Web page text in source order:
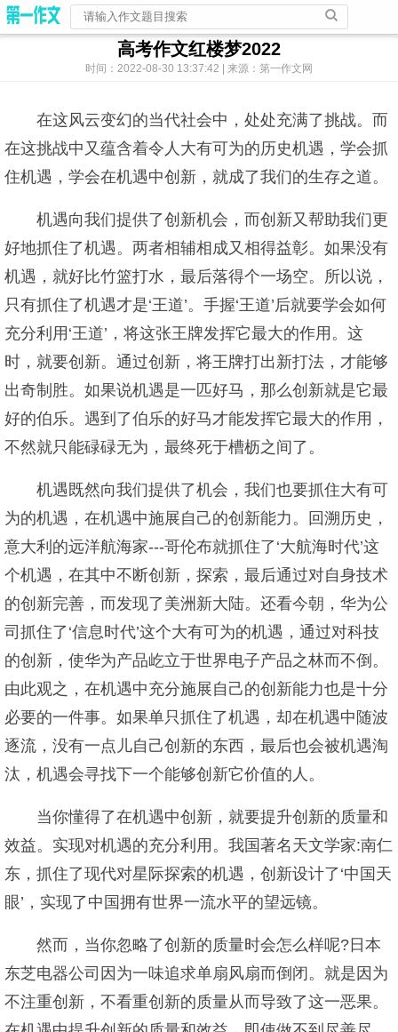
高考作文红楼梦2022
时间：2022-08-30 13:37:42 | 来源：第一作文网
在这风云变幻的当代社会中，处处充满了挑战。而
在这挑战中又蕴含着令人大有可为的历史机遇，学会抓
住机遇，学会在机遇中创新，就成了我们的生存之道。
机遇向我们提供了创新机会，而创新又帮助我们更
好地抓住了机遇。两者相辅相成又相得益彰。如果没有
机遇，就好比竹篮打水，最后落得个一场空。所以说，
只有抓住了机遇才是‘王道’。手握‘王道’后就要学会如何
充分利用‘王道’，将这张王牌发挥它最大的作用。这
时，就要创新。通过创新，将王牌打出新打法，才能够
出奇制胜。如果说机遇是一匹好马，那么创新就是它最
好的伯乐。遇到了伯乐的好马才能发挥它最大的作用，
不然就只能碌碌无为，最终死于槽枥之间了。
机遇既然向我们提供了机会，我们也要抓住大有可
为的机遇，在机遇中施展自己的创新能力。回溯历史，
意大利的远洋航海家---哥伦布就抓住了‘大航海时代’这
个机遇，在其中不断创新，探索，最后通过对自身技术
的创新完善，而发现了美洲新大陆。还看今朝，华为公
司抓住了‘信息时代’这个大有可为的机遇，通过对科技
的创新，使华为产品屹立于世界电子产品之林而不倒。
由此观之，在机遇中充分施展自己的创新能力也是十分
必要的一件事。如果单只抓住了机遇，却在机遇中随波
逐流，没有一点儿自己创新的东西，最后也会被机遇淘
汰，机遇会寻找下一个能够创新它价值的人。
当你懂得了在机遇中创新，就要提升创新的质量和
效益。实现对机遇的充分利用。我国著名天文学家:南仁
东，抓住了现代对星际探索的机遇，创新设计了‘中国天
眼’，实现了中国拥有世界一流水平的望远镜。
然而，当你忽略了创新的质量时会怎么样呢?日本
东芝电器公司因为一味追求单扇风扇而倒闭。就是因为
不注重创新，不看重创新的质量从而导致了这一恶果。